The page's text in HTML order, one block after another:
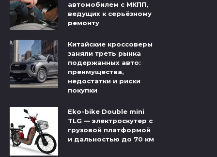
автомобилем с МКПП,
ведущих к серьёзному
ремонту
Китайские кроссоверы
заняли треть рынка
подержанных авто:
преимущества,
недостатки и риски
покупки
Eko-bike Double mini
TLG — электроскутер с
грузовой платформой
и дальностью до 70 км